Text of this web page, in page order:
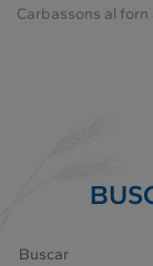
Carbassons al forn